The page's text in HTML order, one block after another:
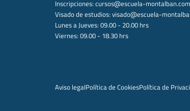
Inscripciones: cursos@escuela-montalban.com
Visado de estudios: visado@escuela-
Lunes a Jueves: 09.00 - 20.00 hrs
Viernes: 09.00 - 18.30 hrs
Aviso legalPolítica de CookiesPolítica de